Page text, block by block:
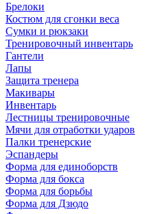
Брелоки
Костюм для сгонки веса
Сумки и рюкзаки
Тренировочный инвентарь
Гантели
Лапы
Защита тренера
Макивары
Инвентарь
Лестницы тренировочные
Мячи для отработки ударов
Палки тренерские
Эспандеры
Форма для единоборств
Форма для бокса
Форма для борьбы
Форма для Дзюдо